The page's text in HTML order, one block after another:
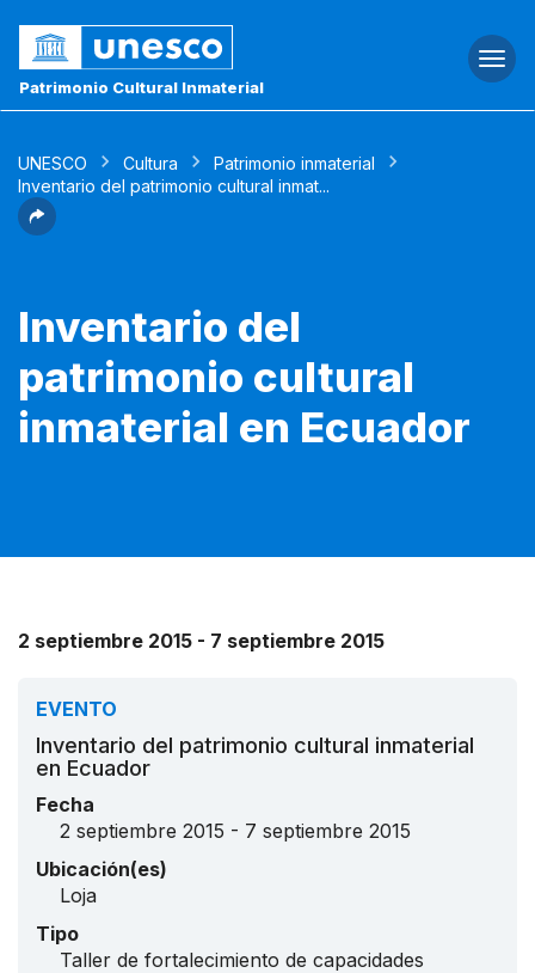
Patrimonio Cultural Inmaterial
UNESCO Cultura
Patrimonio inmaterial
Inventario del patrimonio cultural inmat...
Inventario del
patrimonio cultural
inmaterial en Ecuador
2 septiembre 2015 - 7 septiembre 2015
EVENTO
Inventario del patrimonio cultural inmaterial
en Ecuador
Fecha
2 septiembre 2015 - 7 septiembre 2015
Ubicación(es)
Loja
Tipo
Taller de fortalecimiento de capacidades